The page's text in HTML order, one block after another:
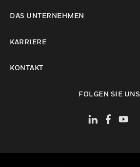
DAS UNTERNEHMEN
KARRIERE
KONTAKT
FOLGEN SIE UNS